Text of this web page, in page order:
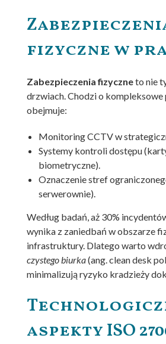
fizyczne w
Zabezpieczenia fizyczneto nie
drzwiach. Chodzi o
obejmuje:
Monitoring CCTV w
Systemy kontroli dostępu
biometryczne).
Oznaczenie stref
serwerownie).
Według badań, aż 30%
wynika z zaniedbań w obszarze
infrastruktury. Dlatego warto
czystego biurka(ang. clean desk
minimalizują ryzyko kradzieży
aspekty ISO